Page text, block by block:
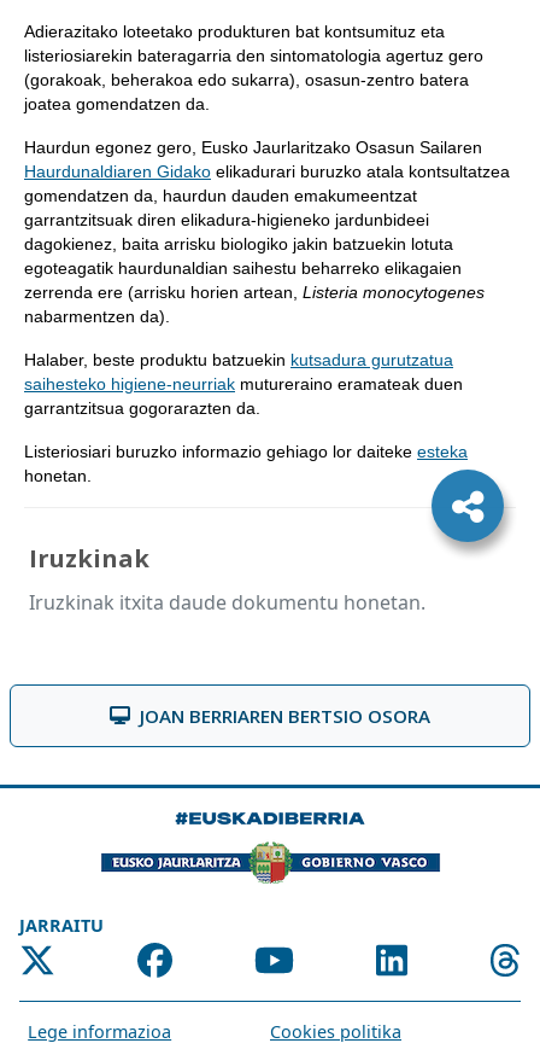
Adierazitako loteetako produkturen bat kontsumituz eta
listeriosiarekin bateragarria den sintomatologia agertuz gero
(gorakoak, beherakoa edo sukarra), osasun-zentro batera
joatea gomendatzen da.
Haurdun egonez gero, Eusko Jaurlaritzako Osasun Sailaren
Haurdunaldiaren Gidako elikadurari buruzko atala kontsultatzea
gomendatzen da, haurdun dauden emakumeentzat
garrantzitsuak diren elikadura-higieneko jardunbideei
dagokienez, baita arrisku biologiko jakin batzuekin lotuta
egoteagatik haurdunaldian saihestu beharreko elikagaien
zerrenda ere (arrisku horien artean, Listeria monocytogenes
nabarmentzen da).
Halaber, beste produktu batzuekin kutsadura gurutzatua
saihesteko higiene-neurriak mutureraino eramateak duen
garrantzitsua gogorarazten da.
Listeriosiari buruzko informazio gehiago lor daiteke esteka
honetan.
Iruzkinak
Iruzkinak itxita daude dokumentu honetan.
JOAN BERRIAREN BERTSIO OSORA
JARRAITU
Lege informazioa
Cookies politika